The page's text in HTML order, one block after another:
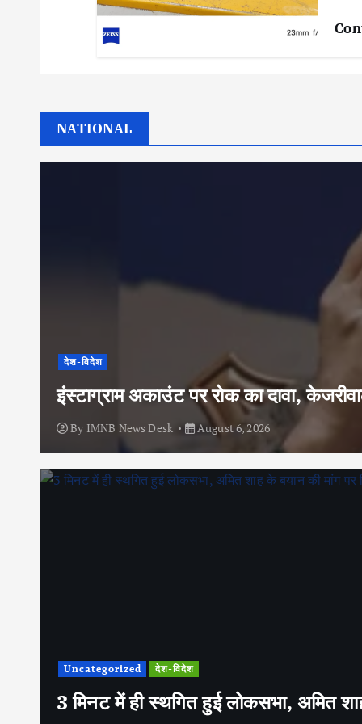
NATIONAL
देश-विदेश
इंस्टाग्राम अकाउंट पर रोक का दावा,
By IMNB News Desk August 6, 2026
Uncategorized देश-विदेश
3 मिनट में ही स्थगित हुई लोकसभा, अमित